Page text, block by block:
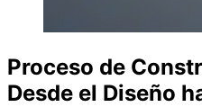
Proceso de
Desde el Diseño